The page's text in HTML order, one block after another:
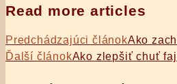
Read more articles
Predchádzajúci článokAko
Ďalší článokAko zlepšiť chuť